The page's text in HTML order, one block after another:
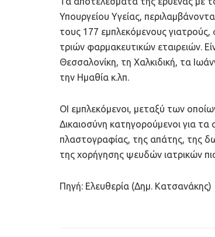
Υπουργείου Υγείας,
τους 177 εμπλεκόμενους
τριών φαρμακευτικών εταιρειών.
Θεσσαλονίκη, τη Χαλκιδική, τα
την Ημαθία κ.λπ.
ΟΙ εμπλεκόμενοι, μεταξύ των
Δικαιοσύνη κατηγορούμενοι για
πλαστογραφίας, της απάτης, της
της χορήγησης ψευδών ιατρικών
Πηγή: Ελευθερία (Δημ. Κατσανάκης)